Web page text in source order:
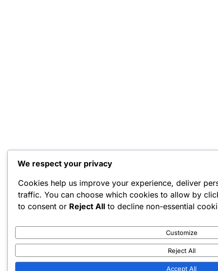
We respect your privacy
Cookies help us improve your experience, deliver
traffic. You can choose which cookies to allow by
to consent or Reject All to decline non-essential
Customize
Reject All
Accept All